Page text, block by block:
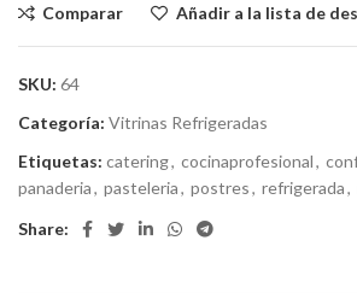
Comparar Añadir a la lista de
SKU: 64
Categoría: Vitrinas Refrigeradas
Etiquetas: catering, cocinaprofesional,
panaderia, pasteleria, postres, refrigerada,
Share: